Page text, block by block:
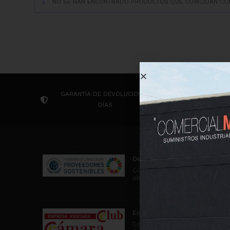
NO SE HAN ENCONTRADO PRODUCTOS QUE COINCIDAN
GARANTÍA DE DEVOLUCIÓN 14
DÍAS
CONTACTA
Desarrollo Sostenible
Comercial MD participa en
objetivos de desarrollo
Empresa asociada al Club
Comercial MD es una